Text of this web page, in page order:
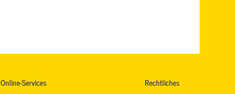
Online-Services
Rechtliches